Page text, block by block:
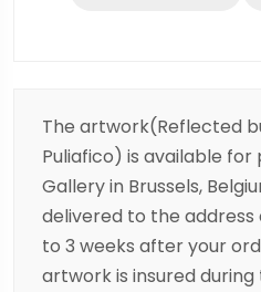
The artwork(Reflected
Puliafico) is available
Gallery in Brussels,
delivered to the
to 3 weeks after your
artwork is insured